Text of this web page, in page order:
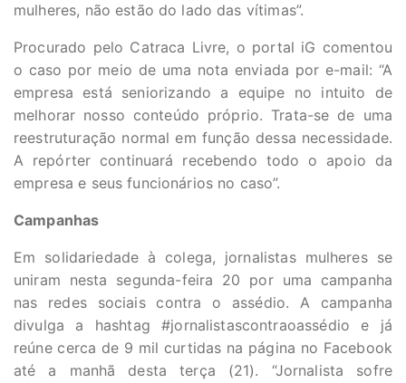
mulheres, não estão do lado das vítimas”.
Procurado pelo Catraca Livre, o portal iG comentou
o caso por meio de uma nota enviada por e-mail: “A
empresa está seniorizando a equipe no intuito de
melhorar nosso conteúdo próprio. Trata-se de uma
reestruturação normal em função dessa necessidade.
A repórter continuará recebendo todo o apoio da
empresa e seus funcionários no caso”.
Campanhas
Em solidariedade à colega, jornalistas mulheres se
uniram nesta segunda-feira 20 por uma campanha
nas redes sociais contra o assédio. A campanha
divulga a hashtag ‪#‎jornalistascontraoassédio‬ e já
reúne cerca de 9 mil curtidas na página no Facebook
até a manhã desta terça (21). “Jornalista sofre